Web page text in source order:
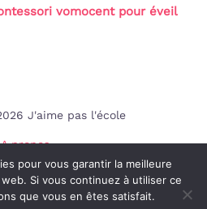
vomocent pour éveil
J'aime pas l'école
A propos
Contact
légales
pour vous garantir la meilleure
Si vous continuez à utiliser ce
que vous en êtes satisfait.